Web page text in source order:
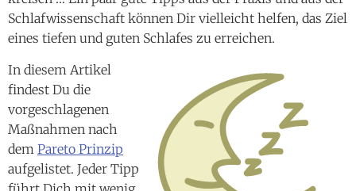
In diesem Artikel
findest Du die
vorgeschlagenen
Maßnahmen nach
demPareto Prinzip
aufgelistet. Jeder Tipp
führt Dich mit wenig
Aufwand zu möglichst
großem Erfolg.